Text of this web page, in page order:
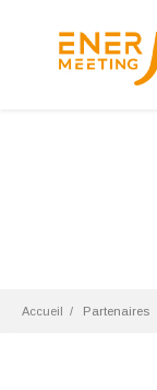
Accueil Partenaires